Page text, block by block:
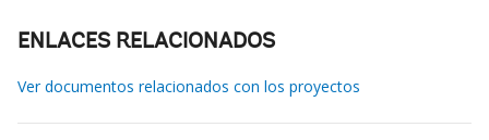
ENLACES RELACIONADOS
Ver documentos relacionados con los proyectos